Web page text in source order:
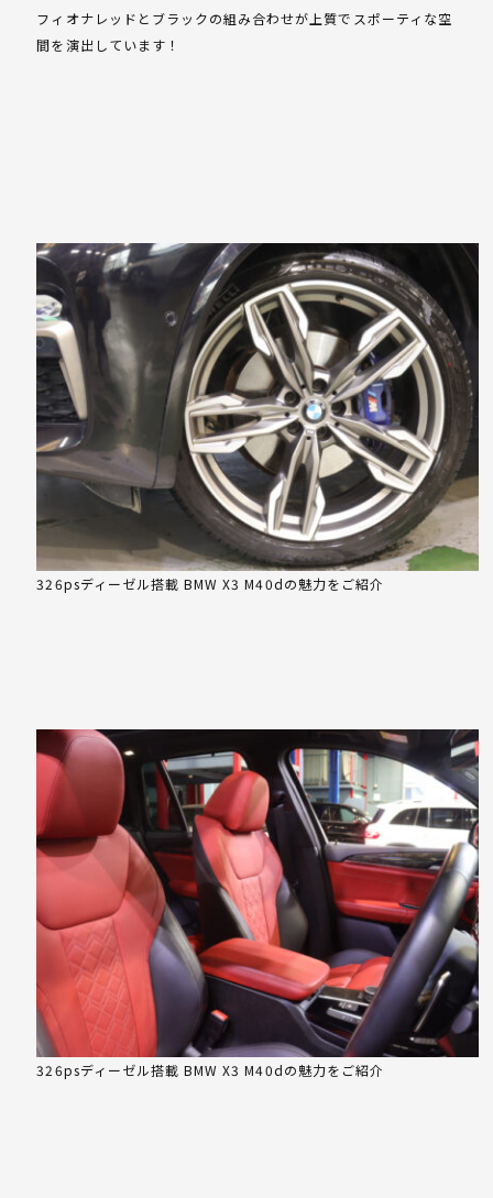
フィオナレッドとブラックの組み合わせが上質でスポーティな空
間を演出しています！
326psディーゼル搭載 BMW X3 M40dの魅力をご紹介
326psディーゼル搭載 BMW X3 M40dの魅力をご紹介